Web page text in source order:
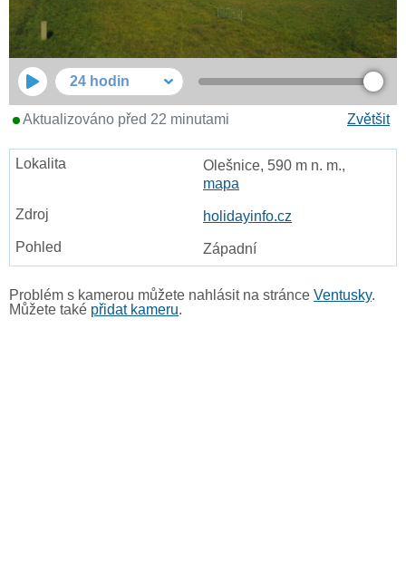
24 hodin
Zvětšit
Aktualizováno před 22 minutami
Olešnice, 590 m n. m.,
mapa
holidayinfo.cz
Západní
Problém s kamerou můžete nahlásit na stránce Ventusky.
Můžete také přidat kameru.